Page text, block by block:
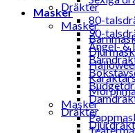
Masker
Masker
Masker
Dräkter
80-
90-
Ängel- &
Dräkter